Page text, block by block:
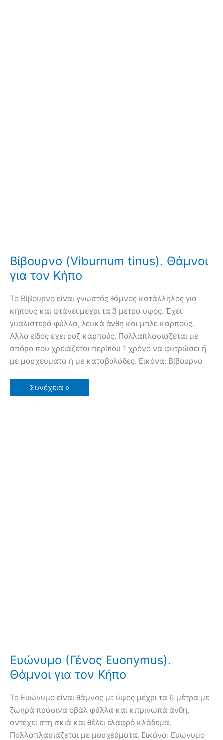
για
Βίβουρνο (Viburnum tinus). Θάμνοι
για τον Κήπο
Το Βίβουρνο είναι γνωστός θάμνος κατάλληλος για
κήπους και φτάνει μέχρι τα 3 μέτρα ύψος. Έχει
γυαλιστερά φύλλα, λευκά άνθη και μπλε καρπούς.
Άλλο είδος έχει ροζ καρπούς. Πολλαπλασιάζεται με
σπόρο που χρειάζεται περίπου 1 χρόνο να φυτρώσει ή
με μοσχεύματα ή με καταβολάδες. Εικόνα: Βίβουρνο
Βίβουρνο
(Viburnum
για
Συνέχεια »
Ευώνυμο (Γένος Euonymus).
Θάμνοι για τον Κήπο
Το Ευώνυμο είναι θάμνος με ύψος μέχρι τα 6 μέτρα με
ζωηρά πράσινα οβάλ φύλλα και κιτρινωπά άνθη,
αντέχει στη σκιά και θέλει ελαφρό κλάδεμα.
Πολλαπλασιάζεται με μοσχεύματα. Εικόνα: Ευώνυμο